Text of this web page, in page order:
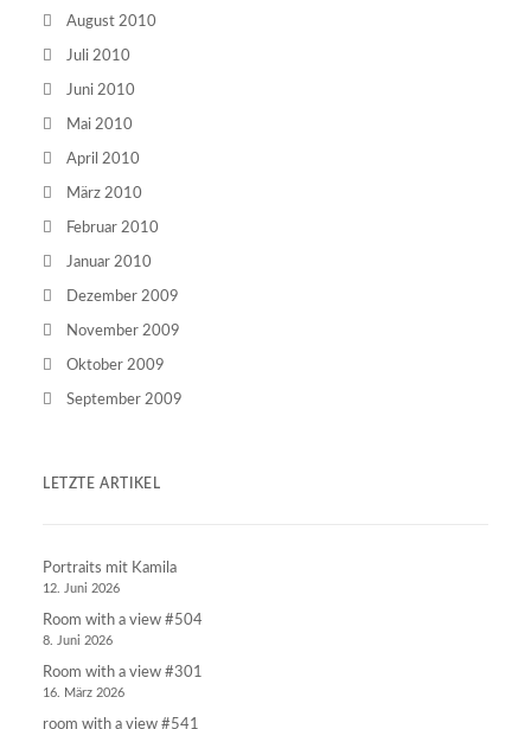
August 2010
Juli 2010
Juni 2010
Mai 2010
April 2010
März 2010
Februar 2010
Januar 2010
Dezember 2009
November 2009
Oktober 2009
September 2009
LETZTE ARTIKEL
Portraits mit Kamila
12. Juni 2026
Room with a view #504
8. Juni 2026
Room with a view #301
16. März 2026
room with a view #541